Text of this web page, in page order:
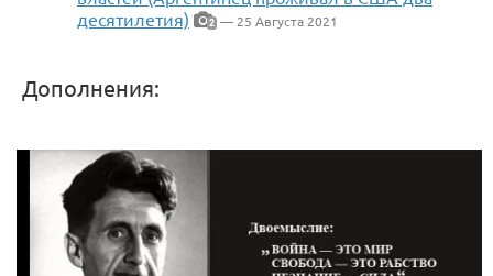
десятилетия)
2 — 25 Августа 2021
Дополнения: